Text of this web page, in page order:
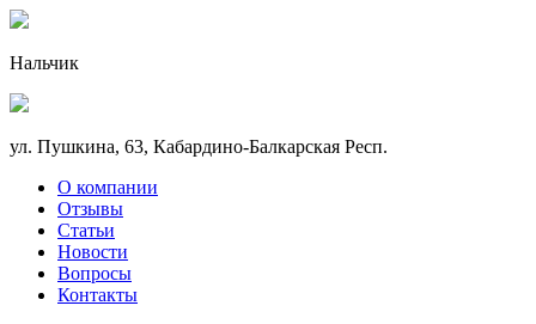
Нальчик
ул. Пушкина, 63, Кабардино-Балкарская Респ.
О компании
Отзывы
Статьи
Новости
Вопросы
Контакты